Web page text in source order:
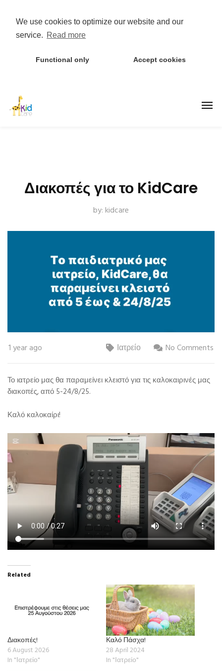
We use cookies to optimize our website and our
service. Read more
Functional only Accept cookies
Διακοπές για το KidCare
by:kidcare
1 year ago Ιατρείο No Comments
Το ιατρείο μας θα παραμείνει κλειστό για τις καλοκαιρινές μας
διακοπές, από 5-24/8/25.
Καλό καλοκαίρι!
Related
Διακοπές!
6 August 2026
In "Ιατρείο"
Καλό Πάσχα!
28 April 2024
In "Ιατρείο"